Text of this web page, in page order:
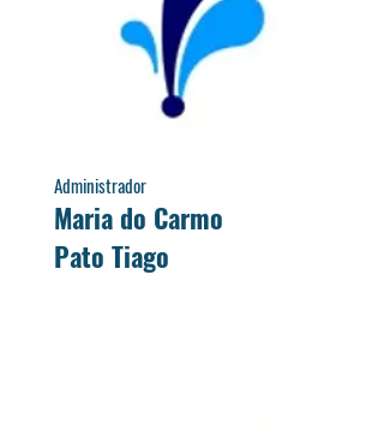
Administrador
Maria do Carmo
Pato Tiago